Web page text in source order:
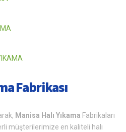
Fabrikası
Manisa Halı Yıkama Fabrikaları
müşterilerimize en kaliteli halı